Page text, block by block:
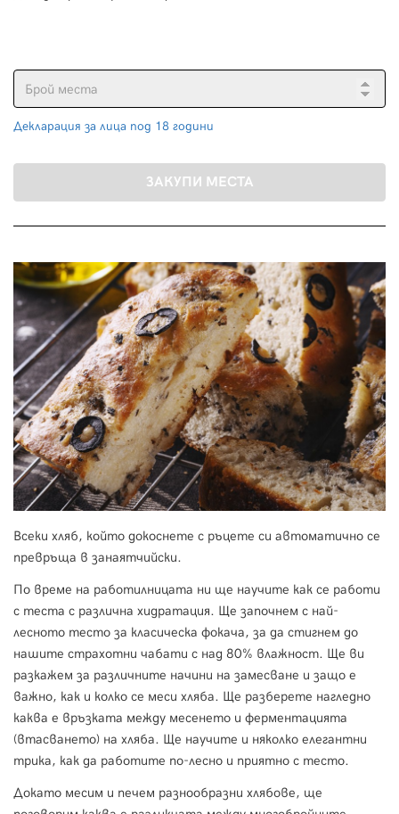
Декларация за лица под 18 години
Всеки хляб, който докоснете с ръцете си автоматично се
превръща в занаятчийски.
По време на работилницата ни ще научите как се работи
с теста с различна хидратация. Ще започнем с най-
лесното тесто за класическа фокача, за да стигнем до
нашите страхотни чабати с над 80% влажност. Ще ви
разкажем за различните начини на замесване и защо е
важно, как и колко се меси хляба. Ще разберете нагледно
каква е връзката между месенето и ферментацията
(втасването) на хляба. Ще научите и няколко елегантни
трика, как да работите по-лесно и приятно с тесто.
Докато месим и печем разнообразни хлябове, ще